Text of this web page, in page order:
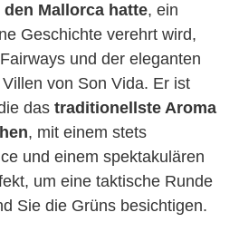
Mallorca hatte, ein
Geschichte verehrt wird,
und der eleganten
von Son Vida. Er ist
das traditionellste Aroma
, mit einem stets
und einem spektakulären
um eine taktische Runde
Sie die Grüns besichtigen.